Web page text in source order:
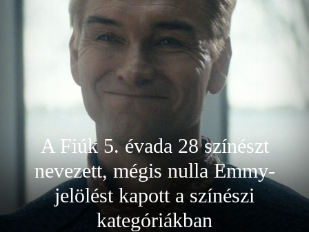
A Fiúk 5. évada 28 színészt
nevezett, mégis nulla Emmy-
jelölést kapott a színészi
kategóriákban